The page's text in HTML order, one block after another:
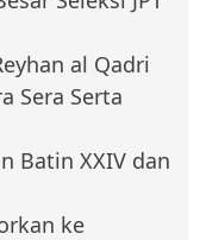
al Qadri
Sera Serta
Batin XXIV dan
ke